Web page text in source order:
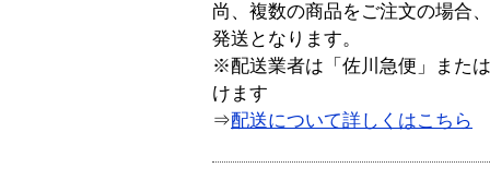
尚、複数の商品をご注文の場合
発送となります。
※配送業者は「佐川急便」また
けます
⇒配送について詳しくはこちら